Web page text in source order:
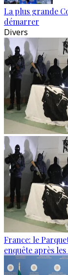
La plus grande
démarrer
Divers
France: le
enquête après